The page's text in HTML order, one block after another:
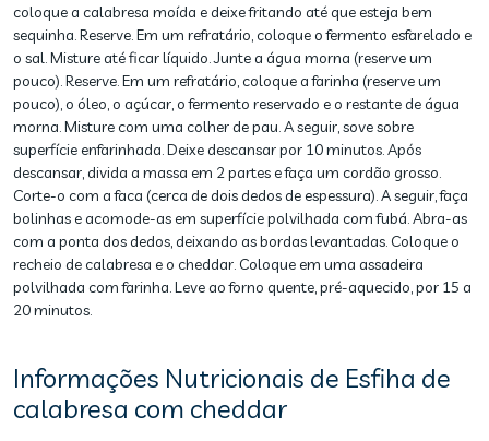
coloque a calabresa moída e deixe fritando até que esteja bem
sequinha. Reserve. Em um refratário, coloque o fermento esfarelado e
o sal. Misture até ficar líquido. Junte a água morna (reserve um
pouco). Reserve. Em um refratário, coloque a farinha (reserve um
pouco), o óleo, o açúcar, o fermento reservado e o restante de água
morna. Misture com uma colher de pau. A seguir, sove sobre
superfície enfarinhada. Deixe descansar por 10 minutos. Após
descansar, divida a massa em 2 partes e faça um cordão grosso.
Corte-o com a faca (cerca de dois dedos de espessura). A seguir, faça
bolinhas e acomode-as em superfície polvilhada com fubá. Abra-as
com a ponta dos dedos, deixando as bordas levantadas. Coloque o
recheio de calabresa e o cheddar. Coloque em uma assadeira
polvilhada com farinha. Leve ao forno quente, pré-aquecido, por 15 a
20 minutos.
Informações Nutricionais de Esfiha de
calabresa com cheddar